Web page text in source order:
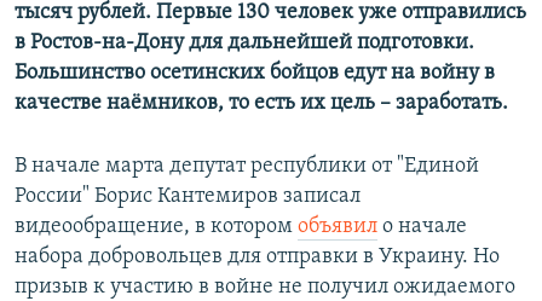
тысяч рублей. Первые 130 человек уже отправились
в Ростов-на-Дону для дальнейшей подготовки.
Большинство осетинских бойцов едут на войну в
качестве наёмников, то есть их цель – заработать.
В начале марта депутат республики от "Единой
России" Борис Кантемиров записал
видеообращение, в котором объявил о начале
набора добровольцев для отправки в Украину. Но
призыв к участию в войне не получил ожидаемого